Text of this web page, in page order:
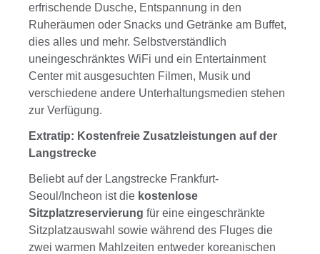
erfrischende Dusche, Entspannung in den
Ruheräumen oder Snacks und Getränke am Buffet,
dies alles und mehr. Selbstverständlich
uneingeschränktes WiFi und ein Entertainment
Center mit ausgesuchten Filmen, Musik und
verschiedene andere Unterhaltungsmedien stehen
zur Verfügung.
Extratip: Kostenfreie Zusatzleistungen auf der
Langstrecke
Beliebt auf der Langstrecke Frankfurt-
Seoul/Incheon ist die kostenlose
Sitzplatzreservierung für eine eingeschränkte
Sitzplatzauswahl sowie während des Fluges die
zwei warmen Mahlzeiten entweder koreanischen